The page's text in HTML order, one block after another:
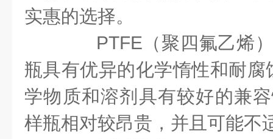
实惠的选择。
PTFE（聚四氟乙烯）
瓶具有优异的化学惰性和耐
学物质和溶剂具有较好的兼
样瓶相对较昂贵，并且可能不